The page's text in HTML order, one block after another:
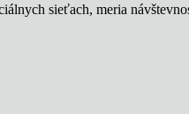
sieťach, meria